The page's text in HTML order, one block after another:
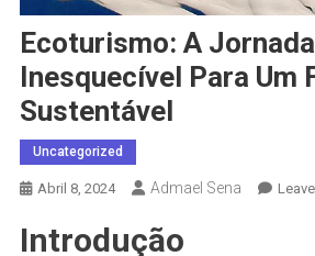
Ecoturismo: A Jornada
Inesquecível Para Um
Sustentável
Uncategorized
Abril 8, 2024 Admael Sena
Introdução